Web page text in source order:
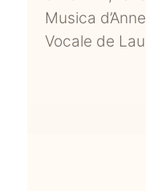
Musica
Vocale de